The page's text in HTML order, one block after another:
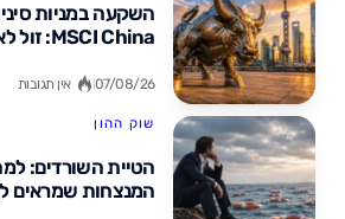
השקעה במניות
MSCI China: זול לא אומר כדאי
07/08/26 אין תגובות
שוק ההון
הטיית השורדים:
המנצחות שמראים